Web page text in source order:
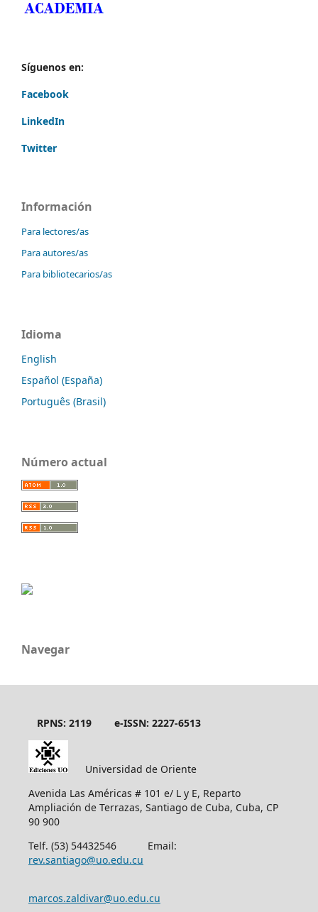
Síguenos en:
Facebook
LinkedIn
Twitter
Información
Para lectores/as
Para autores/as
Para bibliotecarios/as
Idioma
English
Español (España)
Português (Brasil)
Número actual
Navegar
RPNS: 2119 e-ISSN: 2227-6513
Universidad de Oriente
Avenida Las Américas # 101 e/ L y E, Reparto
Ampliación de Terrazas, Santiago de Cuba, Cuba, CP
90 900
Telf. (53) 54432546 Email:
rev.santiago@uo.edu.cu
marcos.zaldivar@uo.edu.cu